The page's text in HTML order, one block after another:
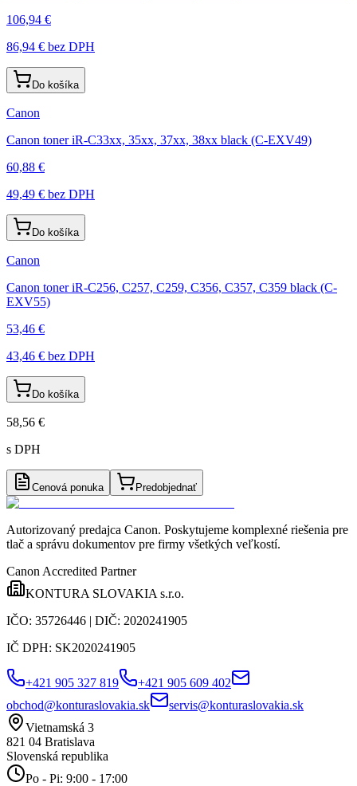
106,94 €
86,94 € bez DPH
Do košíka
Canon
Canon toner iR-C33xx, 35xx, 37xx, 38xx black (C-EXV49)
60,88 €
49,49 € bez DPH
Do košíka
Canon
Canon toner iR-C256, C257, C259, C356, C357, C359 black (C-
EXV55)
53,46 €
43,46 € bez DPH
Do košíka
58,56 €
s DPH
Cenová ponuka Predobjednať
Autorizovaný predajca Canon. Poskytujeme komplexné riešenia pre
tlač a správu dokumentov pre firmy všetkých veľkostí.
Canon Accredited Partner
KONTURA SLOVAKIA s.r.o.
IČO: 35726446 | DIČ: 2020241905
IČ DPH: SK2020241905
+421 905 327 819
+421 905 609 402
obchod@konturaslovakia.sk
servis@konturaslovakia.sk
Vietnamská 3
821 04 Bratislava
Slovenská republika
Po - Pi: 9:00 - 17:00